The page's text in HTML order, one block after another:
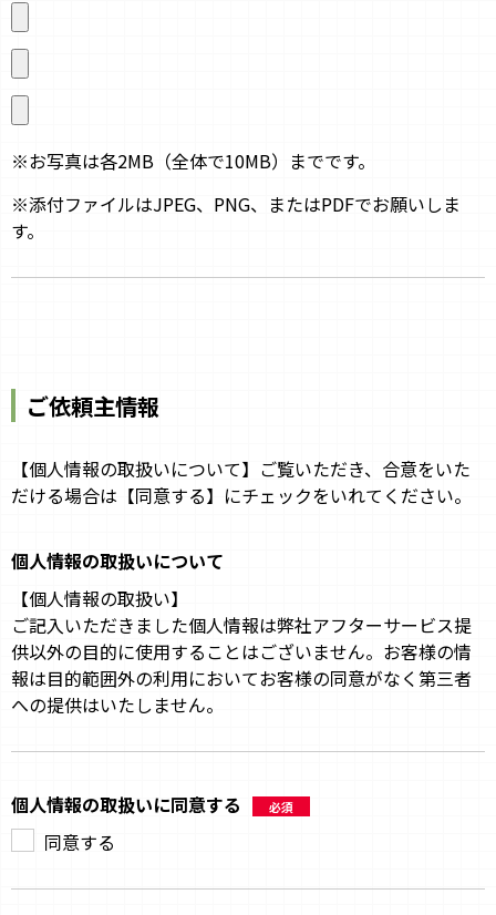
※お写真は各2MB（全体で10MB）までです。
※添付ファイルはJPEG、PNG、またはPDFでお願いしま
す。
ご依頼主情報
【個人情報の取扱いについて】ご覧いただき、合意をいた
だける場合は【同意する】にチェックをいれてください。
個人情報の取扱いについて
【個人情報の取扱い】
ご記入いただきました個人情報は弊社アフターサービス提
供以外の目的に使用することはございません。お客様の情
報は目的範囲外の利用においてお客様の同意がなく第三者
への提供はいたしません。
個人情報の取扱いに同意する 必須
同意する